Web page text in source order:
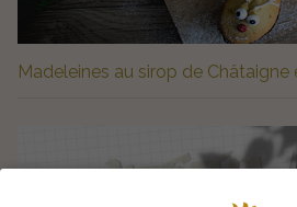
Madeleines au sirop de